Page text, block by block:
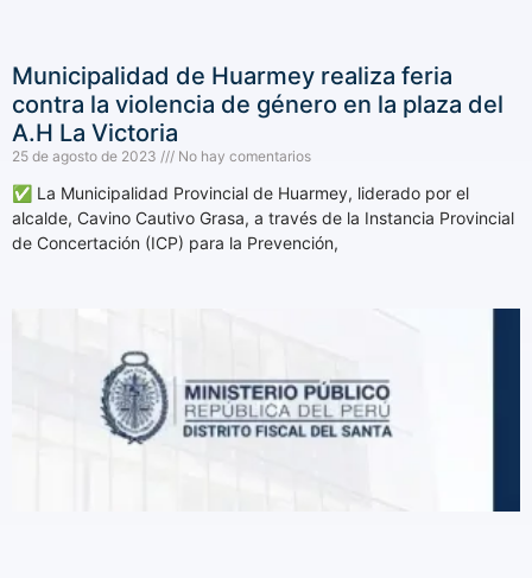
Municipalidad de Huarmey realiza feria
contra la violencia de género en la plaza del
A.H La Victoria
25 de agosto de 2023 No hay comentarios
✅ La Municipalidad Provincial de Huarmey, liderado por el
alcalde, Cavino Cautivo Grasa, a través de la Instancia Provincial
de Concertación (ICP) para la Prevención,